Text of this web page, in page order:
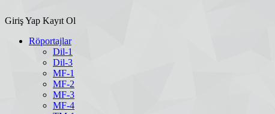
Giriş Yap Kayıt Ol
Röportajlar
Dil-1
Dil-3
MF-1
MF-2
MF-3
MF-4